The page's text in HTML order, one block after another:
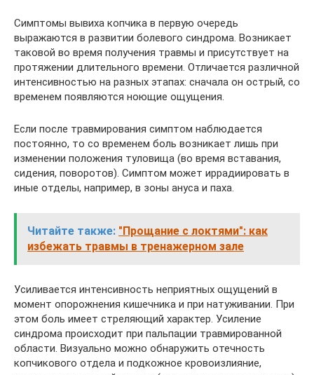
Симптомы вывиха копчика в первую очередь
выражаются в развитии болевого синдрома. Возникает
таковой во время получения травмы и присутствует на
протяжении длительного времени. Отличается различной
интенсивностью на разных этапах: сначала он острый, со
временем появляются ноющие ощущения.
Если после травмирования симптом наблюдается
постоянно, то со временем боль возникает лишь при
изменении положения туловища (во время вставания,
сидения, поворотов). Симптом может иррадиировать в
иные отделы, например, в зоны ануса и паха.
Читайте также: "Прощание с локтями": как
избежать травмы в тренажерном зале
Усиливается интенсивность неприятных ощущений в
момент опорожнения кишечника и при натуживании. При
этом боль имеет стреляющий характер. Усиление
синдрома происходит при пальпации травмированной
области. Визуально можно обнаружить отечность
копчикового отдела и подкожное кровоизлияние,